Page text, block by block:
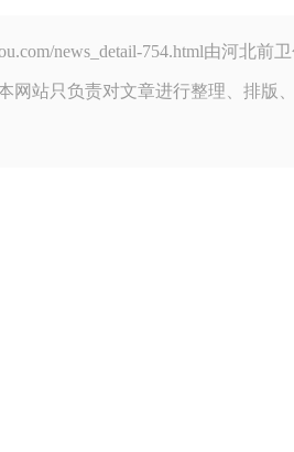
news_detail-754.html由河北
网站只负责对文章进行整理、排